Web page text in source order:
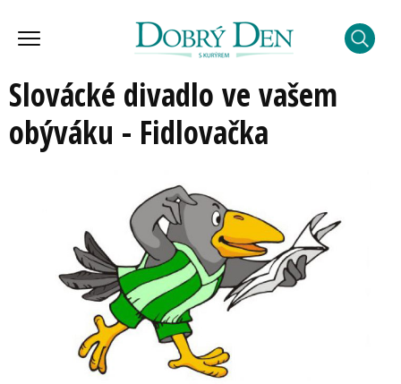
Slovácké divadlo ve vašem
obýváku - Fidlovačka